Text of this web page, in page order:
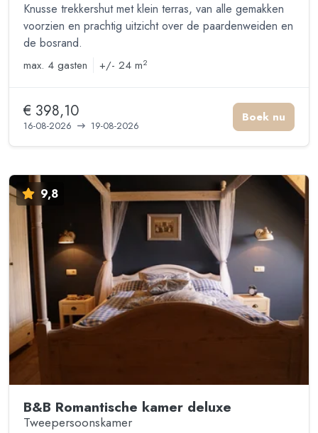
Knusse trekkershut met klein terras, van alle gemakken
voorzien en prachtig uitzicht over de paardenweiden en
de bosrand.
max. 4 gasten +/- 24 m2
€ 398,10
16-08-2026 19-08-2026
Boek nu
9,8
B&B Romantische kamer deluxe
Tweepersoonskamer